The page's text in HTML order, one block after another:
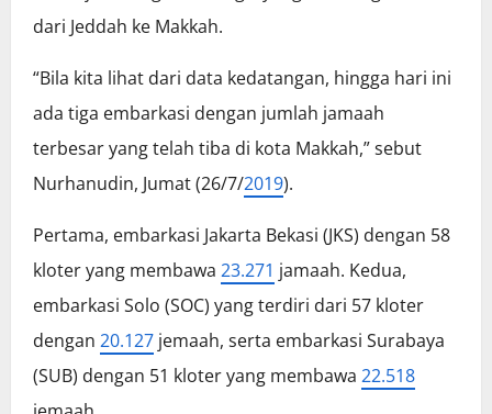
dari Jeddah ke Makkah.
“Bila kita lihat dari data kedatangan, hingga hari ini
ada tiga embarkasi dengan jumlah jamaah
terbesar yang telah tiba di kota Makkah,” sebut
Nurhanudin, Jumat (26/7/2019).
Pertama, embarkasi Jakarta Bekasi (JKS) dengan 58
kloter yang membawa 23.271 jamaah. Kedua,
embarkasi Solo (SOC) yang terdiri dari 57 kloter
dengan 20.127 jemaah, serta embarkasi Surabaya
(SUB) dengan 51 kloter yang membawa 22.518